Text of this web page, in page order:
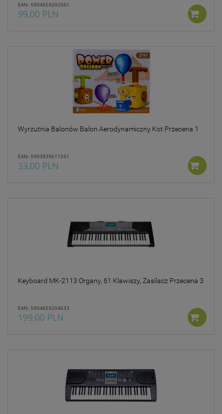
EAN: 5904659202561
99,00 PLN
Wyrzutnia Balonów Balon Aerodynamiczny Kot Przecena 1
EAN: 5903839611551
33,00 PLN
Keyboard MK-2113 Organy, 61 Klawiszy, Zasilacz Przecena 3
EAN: 5904659204633
199,00 PLN